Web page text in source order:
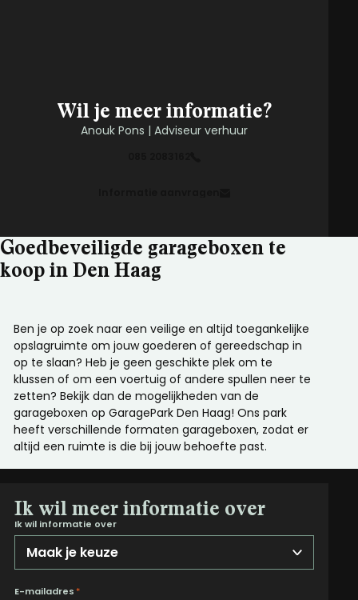
Wil je meer informatie?
Anouk Pons | Adviseur verhuur
Goedbeveiligde garageboxen te
koop in Den Haag
Ben je op zoek naar een veilige en altijd toegankelijke
opslagruimte om jouw goederen of gereedschap in
op te slaan? Heb je geen geschikte plek om te
klussen of om een voertuig of andere spullen neer te
zetten? Bekijk dan de mogelijkheden van de
garageboxen op GaragePark Den Haag! Ons park
heeft verschillende formaten garageboxen, zodat er
altijd een ruimte is die bij jouw behoefte past.
Ik wil meer informatie over
Ik wil informatie over
E-mailadres *